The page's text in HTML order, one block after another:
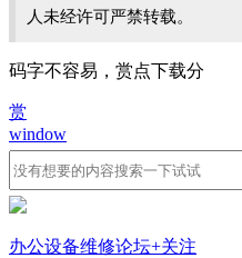
人未经许可严禁转载。
码字不容易，赏点下载分
赏
window
办公设备维修论坛+关注